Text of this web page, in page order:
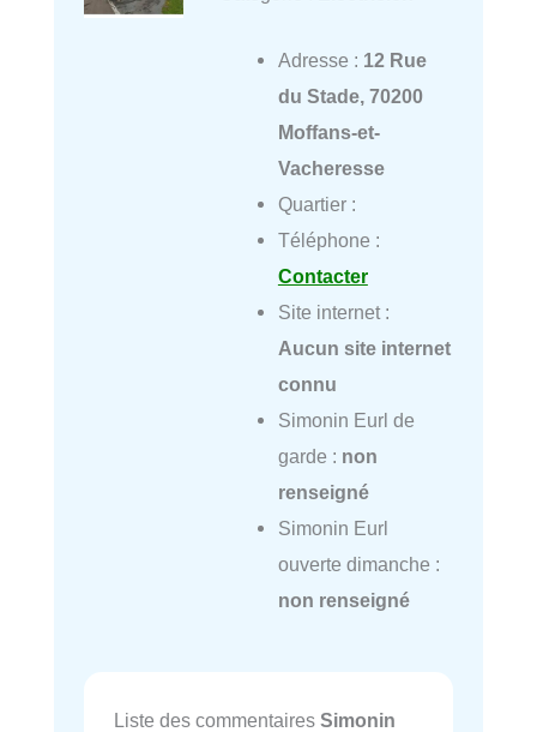
Adresse : 12 Rue
du Stade, 70200
Moffans-et-
Vacheresse
Quartier :
Téléphone :
Contacter
Site internet :
Aucun site internet
connu
Simonin Eurl de
garde : non
renseigné
Simonin Eurl
ouverte dimanche :
non renseigné
Liste des commentaires Simonin